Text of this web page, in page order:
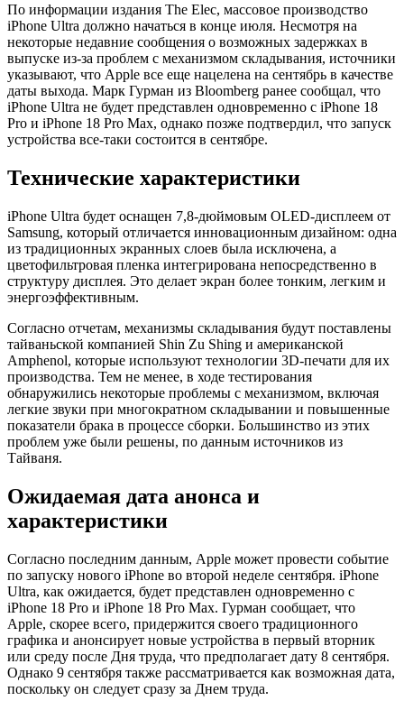
По информации издания The Elec, массовое производство
iPhone Ultra должно начаться в конце июля. Несмотря на
некоторые недавние сообщения о возможных задержках в
выпуске из-за проблем с механизмом складывания, источники
указывают, что Apple все еще нацелена на сентябрь в качестве
даты выхода. Марк Гурман из Bloomberg ранее сообщал, что
iPhone Ultra не будет представлен одновременно с iPhone 18
Pro и iPhone 18 Pro Max, однако позже подтвердил, что запуск
устройства все-таки состоится в сентябре.
Технические характеристики
iPhone Ultra будет оснащен 7,8-дюймовым OLED-дисплеем от
Samsung, который отличается инновационным дизайном: одна
из традиционных экранных слоев была исключена, а
цветофильтровая пленка интегрирована непосредственно в
структуру дисплея. Это делает экран более тонким, легким и
энергоэффективным.
Согласно отчетам, механизмы складывания будут поставлены
тайваньской компанией Shin Zu Shing и американской
Amphenol, которые используют технологии 3D-печати для их
производства. Тем не менее, в ходе тестирования
обнаружились некоторые проблемы с механизмом, включая
легкие звуки при многократном складывании и повышенные
показатели брака в процессе сборки. Большинство из этих
проблем уже были решены, по данным источников из
Тайваня.
Ожидаемая дата анонса и
характеристики
Согласно последним данным, Apple может провести событие
по запуску нового iPhone во второй неделе сентября. iPhone
Ultra, как ожидается, будет представлен одновременно с
iPhone 18 Pro и iPhone 18 Pro Max. Гурман сообщает, что
Apple, скорее всего, придержится своего традиционного
графика и анонсирует новые устройства в первый вторник
или среду после Дня труда, что предполагает дату 8 сентября.
Однако 9 сентября также рассматривается как возможная дата,
поскольку он следует сразу за Днем труда.